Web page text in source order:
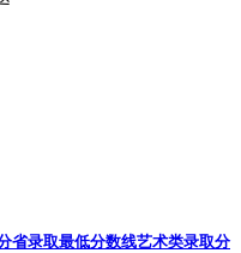
省录取最低分数线艺术类录取分